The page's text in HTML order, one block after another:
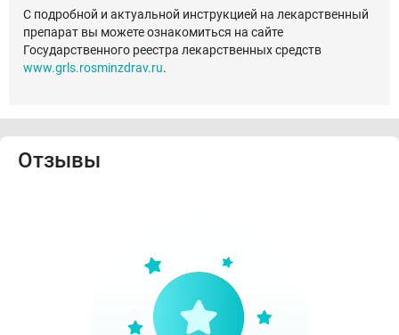
С подробной и актуальной инструкцией на лекарственный
препарат вы можете ознакомиться на сайте
Государственного реестра лекарственных средств
www.grls.rosminzdrav.ru.
Отзывы